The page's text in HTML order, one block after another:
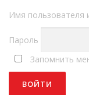
Имя пользователя
Пароль
Запомнить